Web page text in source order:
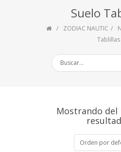
Suelo
ZODIAC NAUTIC
Tablillas
Mostrando del